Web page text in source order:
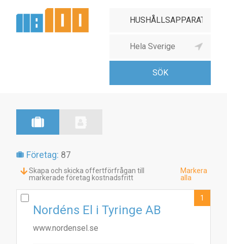
Företag: 87
Skapa och skicka offertförfrågan till
markerade företag kostnadsfritt
Markera
alla
Nordéns El i Tyringe AB
www.nordensel.se
1